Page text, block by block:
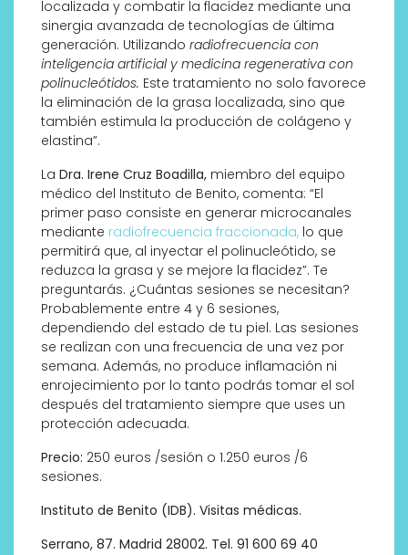
localizada y combatir la flacidez mediante una
sinergia avanzada de tecnologías de última
generación. Utilizando radiofrecuencia con
inteligencia artificial y medicina regenerativa con
polinucleótidos. Este tratamiento no solo favorece
la eliminación de la grasa localizada, sino que
también estimula la producción de colágeno y
elastina”.
La Dra. Irene Cruz Boadilla, miembro del equipo
médico del Instituto de Benito, comenta: “El
primer paso consiste en generar microcanales
mediante radiofrecuencia fraccionada, lo que
permitirá que, al inyectar el polinucleótido, se
reduzca la grasa y se mejore la flacidez”. Te
preguntarás. ¿Cuántas sesiones se necesitan?
Probablemente entre 4 y 6 sesiones,
dependiendo del estado de tu piel. Las sesiones
se realizan con una frecuencia de una vez por
semana. Además, no produce inflamación ni
enrojecimiento por lo tanto podrás tomar el sol
después del tratamiento siempre que uses un
protección adecuada.
Precio: 250 euros /sesión o 1.250 euros /6
sesiones.
Instituto de Benito (IDB). Visitas médicas.
Serrano, 87. Madrid 28002. Tel. 91 600 69 40